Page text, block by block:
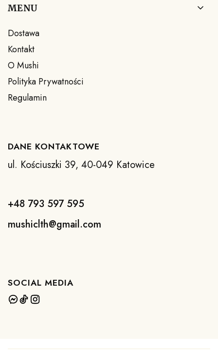
Linki w stopce
MENU
Dostawa
Kontakt
O Mushi
Polityka Prywatności
Regulamin
DANE KONTAKTOWE
ul. Kościuszki 39, 40-049 Katowice
+48 793 597 595
mushiclth@gmail.com
SOCIAL MEDIA